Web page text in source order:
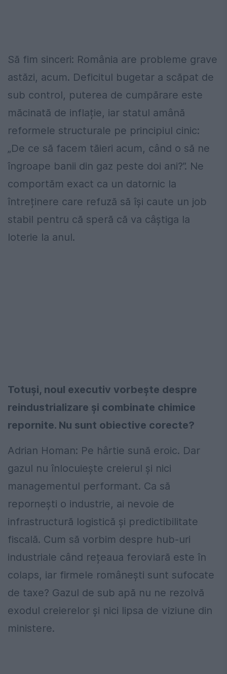
Să fim sinceri: România are probleme grave
astăzi, acum. Deficitul bugetar a scăpat de
sub control, puterea de cumpărare este
măcinată de inflație, iar statul amână
reformele structurale pe principiul cinic:
„De ce să facem tăieri acum, când o să ne
îngroape banii din gaz peste doi ani?”. Ne
comportăm exact ca un datornic la
întreținere care refuză să își caute un job
stabil pentru că speră că va câștiga la
loterie la anul.
Totuși, noul executiv vorbește despre
reindustrializare și combinate chimice
repornite. Nu sunt obiective corecte?
Adrian Homan: Pe hârtie sună eroic. Dar
gazul nu înlocuiește creierul și nici
managementul performant. Ca să
repornești o industrie, ai nevoie de
infrastructură logistică și predictibilitate
fiscală. Cum să vorbim despre hub-uri
industriale când rețeaua feroviară este în
colaps, iar firmele românești sunt sufocate
de taxe? Gazul de sub apă nu ne rezolvă
exodul creierelor și nici lipsa de viziune din
ministere.